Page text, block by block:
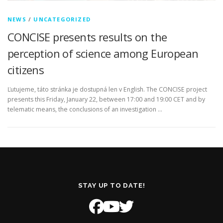
NEWS / UNCATEGORIZED
CONCISE presents results on the
perception of science among European
citizens
Ľutujeme, táto stránka je dostupná len v English. The CONCISE project
presents this Friday, January 22, between 17:00 and 19:00 CET and by
telematic means, the conclusions of an investigation …
STAY UP TO DATE!